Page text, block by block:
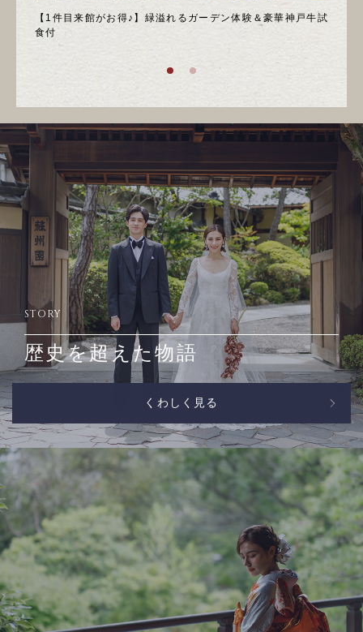
【1件目来館がお得♪】緑溢れるガーデン体験＆豪華神戸牛試
食付
STORY
歴史を超えた物語
くわしく見る